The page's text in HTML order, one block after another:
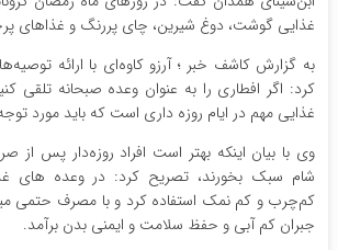
غذایی گوشت، دوغ شیرین، چای پررنگ و غذاهای
به گزارش کاشف خبر ؛ آرزو کاوه‌ای با ارائه
کرد: اگر افطاری را به عنوان وعده صبحانه تلقی
غذایی مهم در ایام روزه داری است که باید مورد
وی با بیان اینکه بهتر است افراد روزه‌دار پس از
شام سبک بخورند، تصریح کرد: در وعده های
کم‌چرب و کم نمک استفاده کرد و با مصرف حتمی
جبران کم آبی و حفظ سلامت و ایمنی بدن برآمد.